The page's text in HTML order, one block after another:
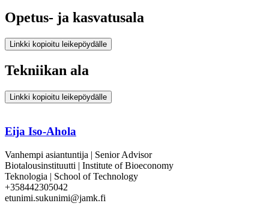
Opetus- ja kasvatusala
Linkki kopioitu leikepöydälle
Tekniikan ala
Linkki kopioitu leikepöydälle
Eija Iso-Ahola
Vanhempi asiantuntija | Senior Advisor
Biotalousinstituutti | Institute of Bioeconomy
Teknologia | School of Technology
+358442305042
etunimi.sukunimi@jamk.fi